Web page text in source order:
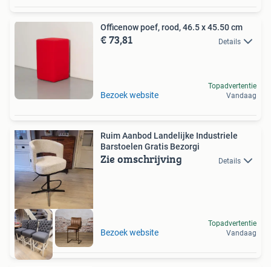
Officenow poef, rood, 46.5 x 45.50 cm
€ 73,81 Details
Bezoek website
Topadvertentie
Vandaag
Ruim Aanbod Landelijke Industriele
Barstoelen Gratis Bezorgi
Zie omschrijving Details
Bezoek website
Topadvertentie
Vandaag